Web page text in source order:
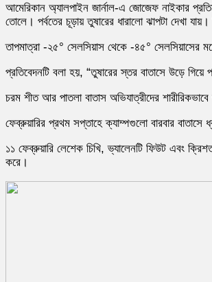
আমেরিকান অ্যালপাইন জার্নাল-এ জোজেফ নাইকার
তোলে। পর্বতের চূড়ায় তুষারের ধারালো ঝাপটা দেখা
তাপমাত্রা -২৫° সেলসিয়াস থেকে -৪৫° সেলসিয়াসের
প্রতিবেদনটি বলা হয়, “তুষারের স্তর বাতাসে উড়ে
চরম শীত আর পাতলা বাতাস অভিযাত্রীদের
ফেব্রুয়ারির প্রথম সপ্তাহে ক্যাম্পগুলো বারবার
১১ ফেব্রুয়ারি লেশেক চিখি, ভ্যালেনটি ফিউট এবং
করে।